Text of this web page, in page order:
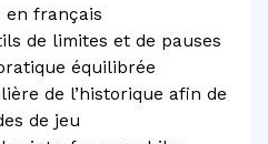
en français
de limites et de pauses
équilibrée
de l’historique afin de
de jeu